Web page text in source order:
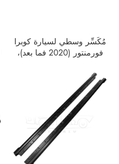
مُكَسِّر وسطي لسيارة كوبرا
فورمنتور (2020 فما بعد)،